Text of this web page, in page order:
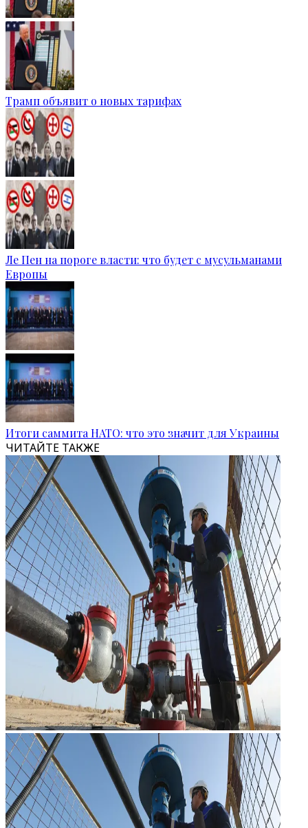
Трамп объявит о новых тарифах
Ле Пен на пороге власти: что будет с мусульманами
Европы
Итоги саммита НАТО: что это значит для Украины
ЧИТАЙТЕ ТАКЖЕ